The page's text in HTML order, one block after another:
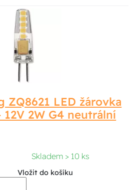
ZQ8621 LED žárovka
12V 2W G4 neutrální
Skladem > 10 ks
Vložit do košíku